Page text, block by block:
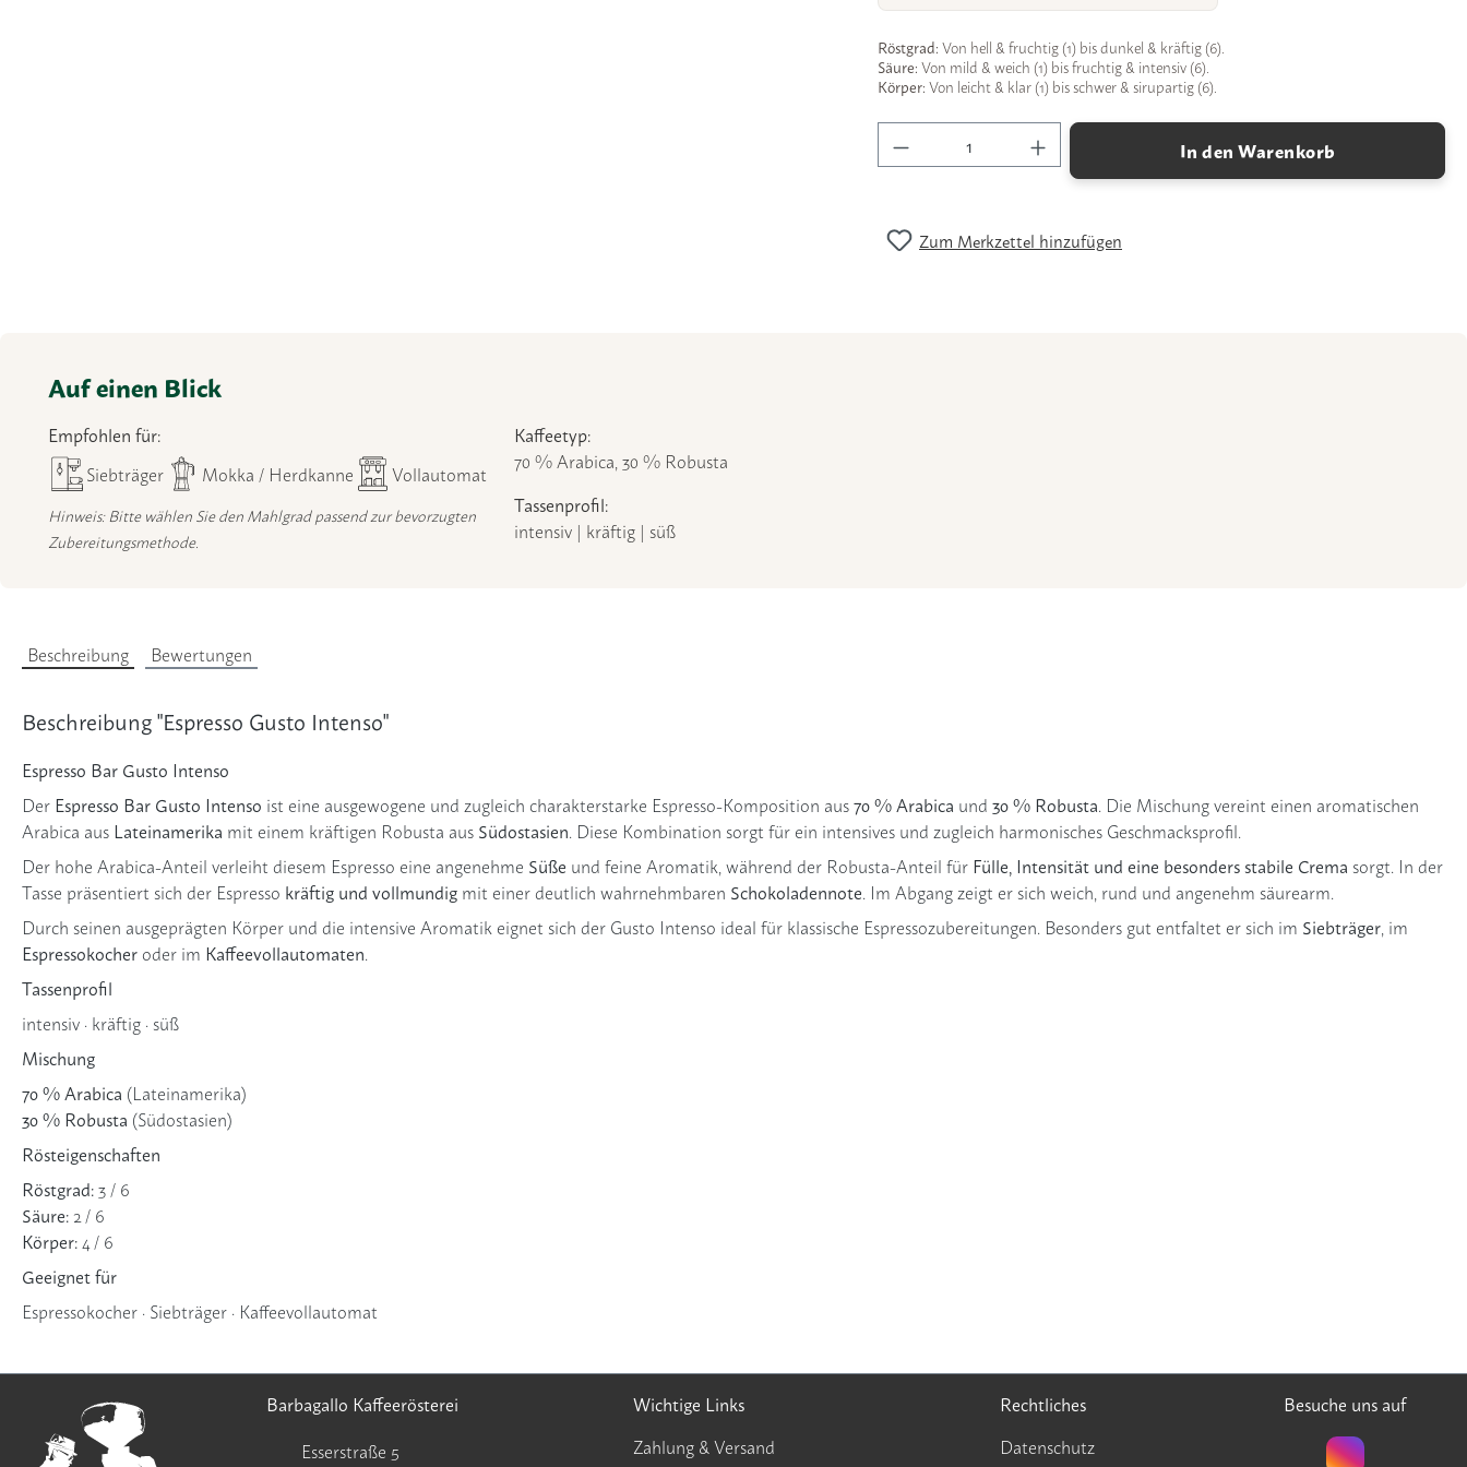
Röstgrad:Von hell & fruchtig (1) bis dunkel & kräftig (6).
Säure:Von mild & weich (1) bis fruchtig & intensiv (6).
Körper:Von leicht & klar (1) bis schwer & sirupartig (6).
Produkt Anzahl: Gib den gewünschten Wert ein
In den Warenkorb
Zum Merkzettel hinzufügen
Auf einen Blick
Empfohlen für:
Siebträger Mokka / Herdkanne Vollautomat
Hinweis: Bitte wählen Sie den Mahlgrad passend zur bevorzugten
Zubereitungsmethode.
Kaffeetyp:
70 % Arabica, 30 % Robusta
Tassenprofil:
intensiv | kräftig | süß
Beschreibung Bewertungen
Beschreibung "Espresso Gusto Intenso"
Espresso Bar Gusto Intenso
Der Espresso Bar Gusto Intenso ist eine ausgewogene und zugleich charakterstarke Espresso-Komposition aus70 % Arabica und 30 % Robusta. Die Mischung vereint einen aromatischen
Arabica aus Lateinamerika mit einem kräftigen Robusta aus Südostasien. Diese Kombination sorgt für ein intensives und zugleich harmonisches Geschmacksprofil.
Der hohe Arabica-Anteil verleiht diesem Espresso eine angenehme Süße und feine Aromatik, während der Robusta-Anteil für Fülle, Intensität und eine besonders stabile Crema sorgt. In der
Tasse präsentiert sich der Espresso kräftig und vollmundig mit einer deutlich wahrnehmbaren Schokoladennote. Im Abgang zeigt er sich weich, rund und angenehm säurearm.
Durch seinen ausgeprägten Körper und die intensive Aromatik eignet sich der Gusto Intenso ideal für klassische Espressozubereitungen. Besonders gut entfaltet er sich im Siebträger, im
Espressokocher oder im Kaffeevollautomaten.
Tassenprofil
intensiv · kräftig · süß
Mischung
70 % Arabica (Lateinamerika)
30 % Robusta (Südostasien)
Rösteigenschaften
Röstgrad:3 / 6
Säure:2 / 6
Körper:4 / 6
Geeignet für
Espressokocher · Siebträger · Kaffeevollautomat
Barbagallo Kaffeerösterei
Esserstraße 5
Wichtige Links
Zahlung & Versand
Rechtliches
Datenschutz
Besuche uns auf